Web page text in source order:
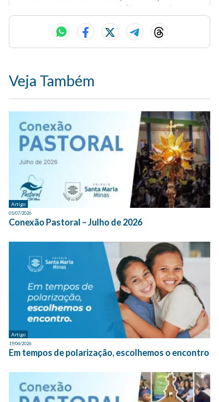
Veja Também
Artigo
01/07/2026
Conexão Pastoral – Julho de 2026
Artigo
19/06/2026
Em tempos de polarização, escolhemos o encontro